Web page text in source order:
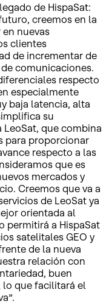
de HispaSat:
creemos en la
nuevas
clientes
de incrementar de
comunicaciones.
respecto
especialmente
baja latencia, alta
su
que combina
para proporcionar
respecto a las
que es
mercados y
Creemos que va a
de LeoSat ya
orientada al
permitirá a HispaSat
satelitales GEO y
de la nueva
relación con
buen
que facilitará el